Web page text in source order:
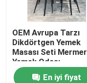
TV Masa Dolabı
OEM Avrupa Tarzı
Dikdörtgen Yemek
Masası Seti Mermer
Yemek Odası
Mobilyaları
En iyi fiyat